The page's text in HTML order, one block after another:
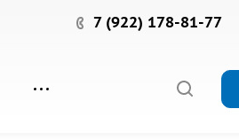
7 (922) 178-81-77